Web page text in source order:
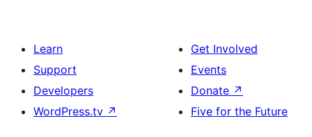
Learn
Support
Developers
WordPress.tv ↗
Get Involved
Events
Donate ↗
Five for the Future